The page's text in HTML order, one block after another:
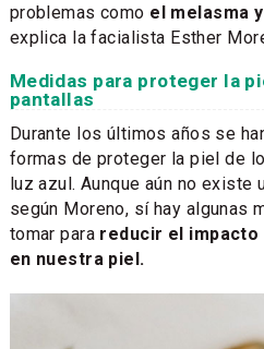
problemas como el melasma
explica la facialista Esther
Medidas para proteger la
pantallas
Durante los últimos años se
formas de proteger la piel de
luz azul. Aunque aún no existe
según Moreno, sí hay algunas
tomar para reducir el impacto
en nuestra piel.